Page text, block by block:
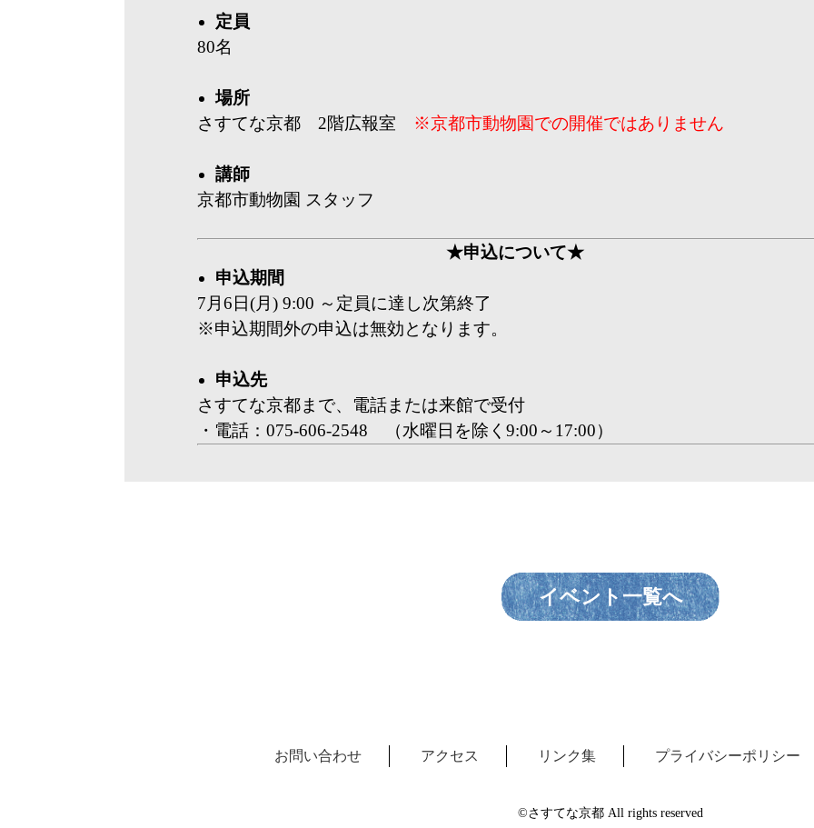
定員
80名
場所
さすてな京都 2階広報室 ※京都市動物園での開催ではありません
講師
京都市動物園 スタッフ
★申込について★
申込期間
7月6日(月) 9:00 ～定員に達し次第終了
※申込期間外の申込は無効となります。
申込先
さすてな京都まで、電話または来館で受付
・電話：075-606-2548 （水曜日を除く9:00～17:00）
イベント一覧へ
お問い合わせ アクセス リンク集 プライバシーポリシー
©さすてな京都 All rights reserved